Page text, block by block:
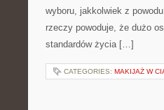
wyboru, jakkolwiek z
rzeczy powoduje, że dużo
standardów życia […]
CATEGORIES: MAKIJAŻ W